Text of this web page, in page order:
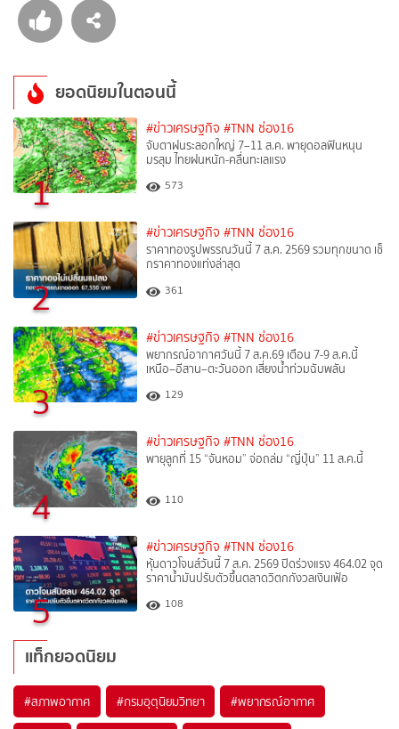
ยอดนิยมในตอนนี้
1
#ข่าวเศรษฐกิจ #TNN ช่อง16
จับตาฝนระลอกใหญ่ 7–11 ส.ค. พายุดอลฟินหนุน
มรสุม ไทยฝนหนัก-คลื่นทะเลแรง
573
2
#ข่าวเศรษฐกิจ #TNN ช่อง16
ราคาทองรูปพรรณวันนี้ 7 ส.ค. 2569 รวมทุกขนาด เช็
กราคาทองแท่งล่าสุด
361
3
#ข่าวเศรษฐกิจ #TNN ช่อง16
พยากรณ์อากาศวันนี้ 7 ส.ค.69 เตือน 7-9 ส.ค.นี้
เหนือ–อีสาน–ตะวันออก เสี่ยงน้ำท่วมฉับพลัน
129
4
#ข่าวเศรษฐกิจ #TNN ช่อง16
พายุลูกที่ 15 “จันหอม” จ่อถล่ม “ญี่ปุ่น” 11 ส.ค.นี้
110
5
#ข่าวเศรษฐกิจ #TNN ช่อง16
หุ้นดาวโจนส์วันนี้ 7 ส.ค. 2569 ปิดร่วงแรง 464.02 จุด
ราคาน้ำมันปรับตัวขึ้นตลาดวิตกกังวลเงินเฟ้อ
108
แท็กยอดนิยม
#สภาพอากาศ #กรมอุตุนิยมวิทยา #พยากรณ์อากาศ